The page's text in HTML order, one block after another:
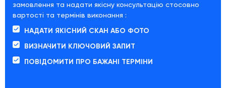
замовлення та надати якісну консультацію стосовно
вартості та термінів виконання :
НАДАТИ ЯКІСНИЙ СКАН АБО ФОТО
ВИЗНАЧИТИ КЛЮЧОВИЙ ЗАПИТ
ПОВІДОМИТИ ПРО БАЖАНІ ТЕРМІНИ